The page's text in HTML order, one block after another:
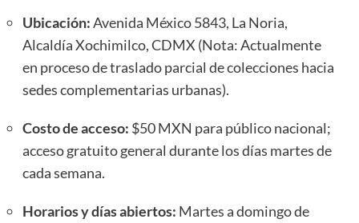
Ubicación:Avenida México 5843, La Noria,
Alcaldía Xochimilco, CDMX (Nota: Actualmente
en proceso de traslado parcial de colecciones hacia
sedes complementarias urbanas).
Costo de acceso: $50 MXN para público nacional;
acceso gratuito general durante los días martes de
cada semana.
Horarios y días abiertos: Martes a domingo de